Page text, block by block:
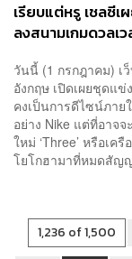
เรียบแต่หรู เชลซี
ลงสนามเกมดวลเ
วันนี้ (1 กรกฎาคม) เ
อังกฤษ เปิดเผยชุดแ
คงเป็นการดีไซน์ภา
อย่าง Nike แต่ที่อาจ
ใหม่ ‘Three’ หรือเค
โยโกฮามาที่หมดสัญ
1,236 of 1,500